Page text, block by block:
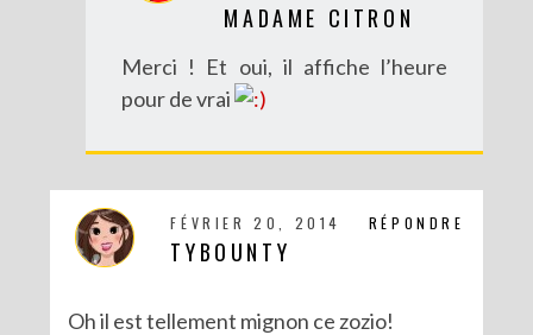
DIY SPÉCIAL BRÉSIL : LE MOBILE RIO
MADAME CITRON
Merci ! Et oui, il affiche l’heure
pour de vrai
RÉPONDRE
FÉVRIER 20, 2014
TYBOUNTY
Oh il est tellement mignon ce zozio!